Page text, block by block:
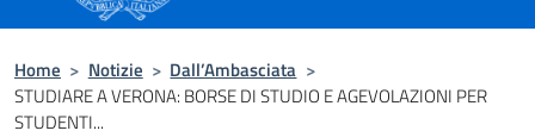
Home > Notizie > Dall’Ambasciata >
STUDIARE A VERONA: BORSE DI STUDIO E AGEVOLAZIONI PER
STUDENTI...